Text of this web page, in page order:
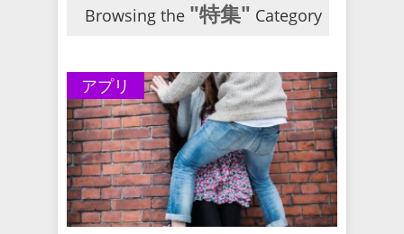
Browsing the "特集" Category
アプリ